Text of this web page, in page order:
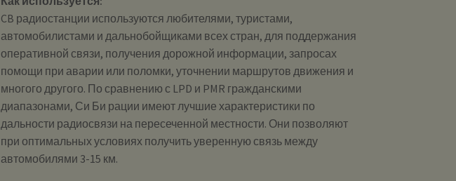
CB радиостанции используются любителями, туристами,
автомобилистами и дальнобойщиками всех стран, для поддержания
оперативной связи, получения дорожной информации, запросах
помощи при аварии или поломки, уточнении маршрутов движения и
многого другого. По сравнению с LPD и PMR гражданскими
диапазонами, Си Би рации имеют лучшие характеристики по
дальности радиосвязи на пересеченной местности. Они позволяют
при оптимальных условиях получить уверенную связь между
автомобилями 3-15 км.